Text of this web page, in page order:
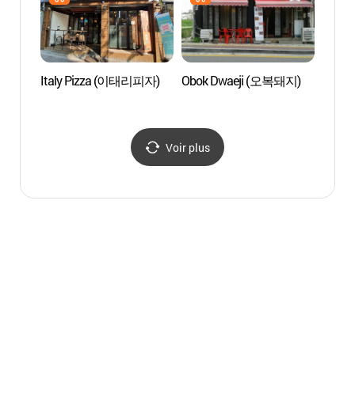
Italy Pizza (이태리피자) Obok Dwaeji (오복돼지)
Voir plus